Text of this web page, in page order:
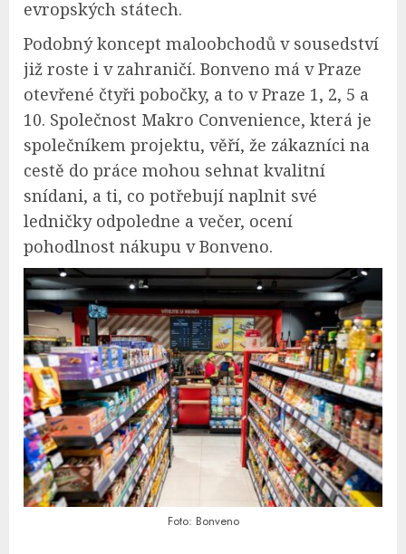
evropských státech.
Podobný koncept maloobchodů v sousedství
již roste i v zahraničí. Bonveno má v Praze
otevřené čtyři pobočky, a to v Praze 1, 2, 5 a
10. Společnost Makro Convenience, která je
společníkem projektu, věří, že zákazníci na
cestě do práce mohou sehnat kvalitní
snídani, a ti, co potřebují naplnit své
ledničky odpoledne a večer, ocení
pohodlnost nákupu v Bonveno.
Foto: Bonveno